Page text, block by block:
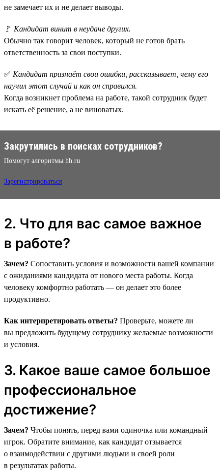
не замечает их и не делает выводы.
🚩 Кандидат винит в неудаче других.
Обычно так говорит человек, который не готов брать
ответственность за свои поступки.
✅ Кандидат признаёт свои ошибки, рассказывает, чему его
научил этот случай и как он справился.
Когда возникнет проблема на работе, такой сотрудник будет
искать её решение, а не виноватых.
Закрутились в поисках сотрудников?
Помогут алгоритмы hh.ru
Зарегистрироваться
2. Что для вас самое важное
в работе?
Зачем? Сопоставить условия и возможности вашей компании
с ожиданиями кандидата от нового места работы. Когда
человеку комфортно работать — он делает это более
продуктивно.
Как интерпретировать ответы? Проверьте, можете ли
вы предложить будущему сотруднику желаемые возможности
и условия.
3. Какое ваше самое большое
профессиональное
достижение?
Зачем? Чтобы понять, перед вами одиночка или командный
игрок. Обратите внимание, как кандидат отзывается
о взаимодействии с другими людьми и своей роли
в результатах работы.